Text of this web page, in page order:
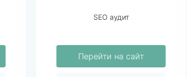
SEO аудит
Перейти на сайт